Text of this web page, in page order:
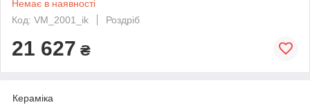
Немає в наявності
Код: VM_2001_ik
Роздріб
21 627 ₴
Кераміка